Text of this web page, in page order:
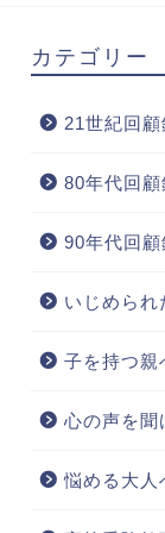
カテゴリー
21世紀回顧
80年代回顧
90年代回顧
いじめられ
子を持つ親
心の声を聞
悩める大人